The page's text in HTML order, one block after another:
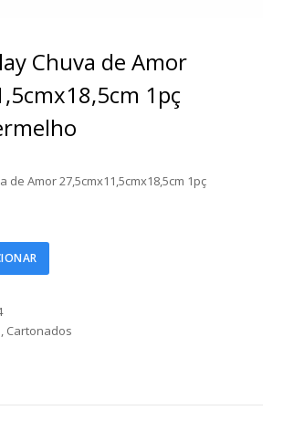
Chuva de Amor
1pç
de Amor 27,5cmx11,5cmx18,5cm 1pç
, Cartonados